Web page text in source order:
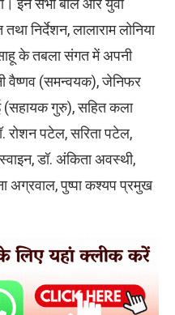
इन सभी बाल और युवा
निर्देशन, लालाराम लोनिया
के तबला संगत में अपनी
वैष्णव (समन्वयक), जेनिफर
(सहायक गुरु), सहित कला
रोशन पटेल, सरिता पटेल,
डॉ. अंकिता अवस्थी,
अग्रवाल, पुष्पा कश्यप प्रमुख